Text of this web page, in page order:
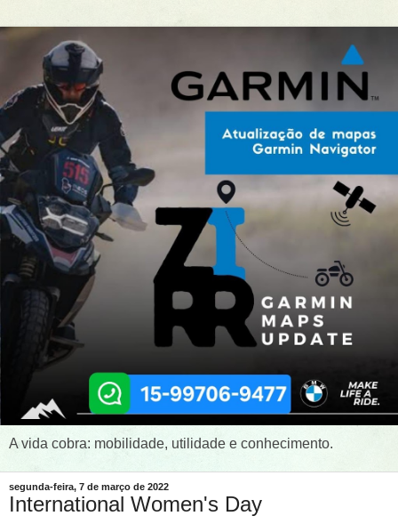
A vida cobra: mobilidade, utilidade e conhecimento.
segunda-feira, 7 de março de 2022
International Women's Day